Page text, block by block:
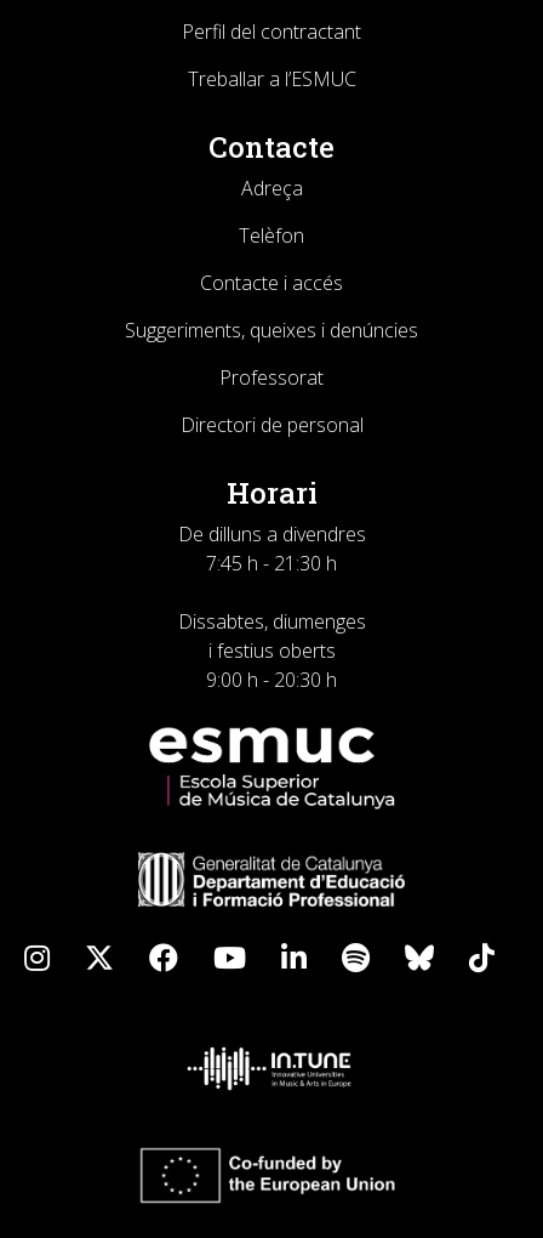
Perfil del contractant
Treballar a l’ESMUC
Contacte
Adreça
Telèfon
Contacte i accés
Suggeriments, queixes i denúncies
Professorat
Directori de personal
Horari
De dilluns a divendres
7:45 h - 21:30 h
Dissabtes, diumenges
i festius oberts
9:00 h - 20:30 h